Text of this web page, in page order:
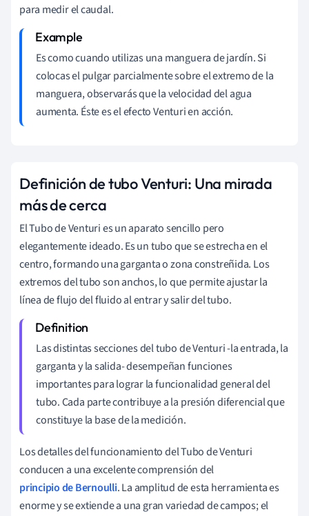
para medir el caudal.
Es como cuando utilizas una manguera de jardín. Si
colocas el pulgar parcialmente sobre el extremo de la
manguera, observarás que la velocidad del agua
aumenta. Éste es el efecto Venturi en acción.
Definición de tubo Venturi: Una mirada
más de cerca
El Tubo de Venturi es un aparato sencillo pero
elegantemente ideado. Es un tubo que se estrecha en el
centro, formando una garganta o zona constreñida. Los
extremos del tubo son anchos, lo que permite ajustar la
línea de flujo del fluido al entrar y salir del tubo.
Las distintas secciones del tubo de Venturi -la entrada, la
garganta y la salida- desempeñan funciones
importantes para lograr la funcionalidad general del
tubo. Cada parte contribuye a la presión diferencial que
constituye la base de la medición.
Los detalles del funcionamiento del Tubo de Venturi
conducen a una excelente comprensión del
principio de Bernoulli. La amplitud de esta herramienta es
enorme y se extiende a una gran variedad de campos; el